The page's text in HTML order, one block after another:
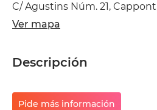
C/ Agustins Núm. 21,
Ver mapa
Descripción
Pide más información